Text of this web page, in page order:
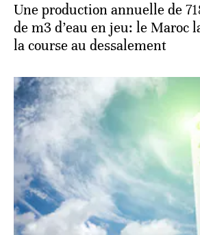
Une production annuelle de
de m3 d’eau en jeu: le Maroc
la course au dessalement